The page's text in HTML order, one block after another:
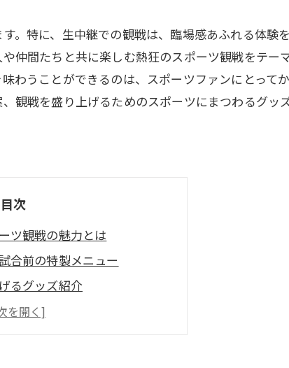
。特に、生中継での観戦は、臨場感あふれる体験
仲間たちと共に楽しむ熱狂のスポーツ観戦をテー
わうことができるのは、スポーツファンにとって
観戦を盛り上げるためのスポーツにまつわるグッ
目次
ツ観戦の魅力とは
合前の特製メニュー
るグッズ紹介
わう仲間との興奮
居酒屋での観戦体験